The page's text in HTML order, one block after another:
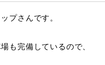
プさんです。
も完備しているので、